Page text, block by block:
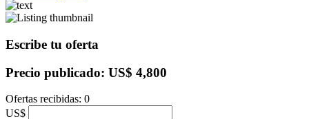
Escribe tu oferta
Precio publicado: US$ 4,800
Ofertas recibidas: 0
US$